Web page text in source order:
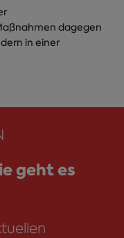
dagegen
in einer
geht es